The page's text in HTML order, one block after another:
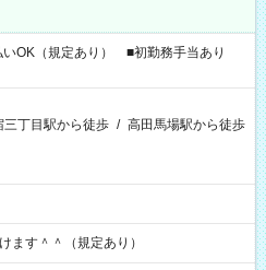
OK（規定あり） ■初勤務手当あり
三丁目駅から徒歩 / 高田馬場駅から徒歩
す＾＾（規定あり）